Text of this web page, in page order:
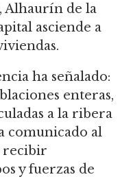
Alhaurín de la
asciende a
ha señalado:
enteras,
a la ribera
comunicado al
recibir
y fuerzas de